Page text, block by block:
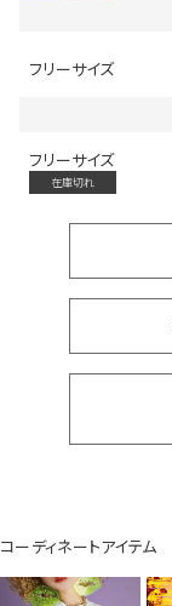
フリーサイズ
フリーサイズ
在庫切れ
コーディネートアイテム